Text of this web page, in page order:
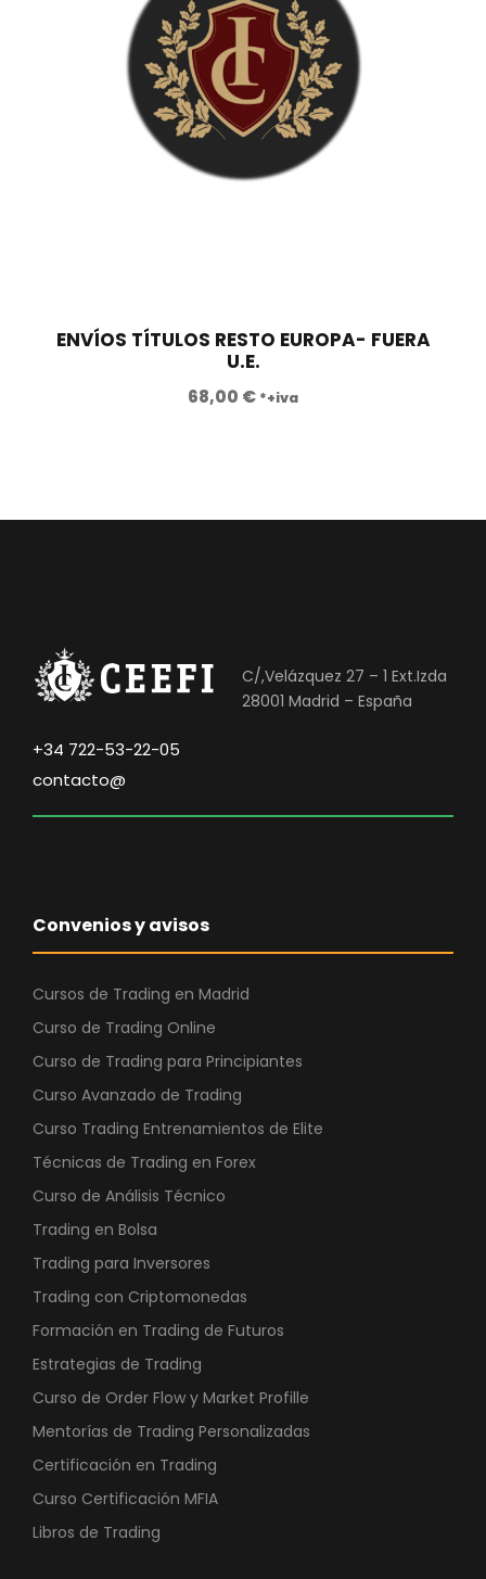
€
.
ENVÍOS TÍTULOS RESTO EUROPA- FUERA
U.E.
68,00 € *+iva
C/,Velázquez 27 – 1 Ext.Izda
28001 Madrid – España
+34 722-53-22-05
contacto@
Convenios y avisos
Cursos de Trading en Madrid
Curso de Trading Online
Curso de Trading para Principiantes
Curso Avanzado de Trading
Curso Trading Entrenamientos de Elite
Técnicas de Trading en Forex
Curso de Análisis Técnico
Trading en Bolsa
Trading para Inversores
Trading con Criptomonedas
Formación en Trading de Futuros
Estrategias de Trading
Curso de Order Flow y Market Profille
Mentorías de Trading Personalizadas
Certificación en Trading
Curso Certificación MFIA
Libros de Trading